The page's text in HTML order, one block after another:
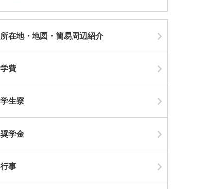
所在地・地図・簡易周辺紹介
学費
学生寮
奨学金
行事